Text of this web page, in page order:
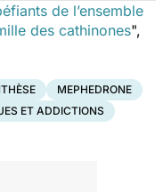
de l’ensemble
des cathinones",
MEPHEDRONE
ET ADDICTIONS